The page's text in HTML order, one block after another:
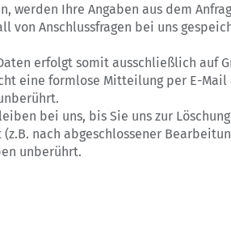
werden Ihre Angaben aus dem
von Anschlussfragen bei uns
erfolgt somit ausschließlich auf
eine formlose Mitteilung per E-
bei uns, bis Sie uns zur
nach abgeschlossener
unberührt.